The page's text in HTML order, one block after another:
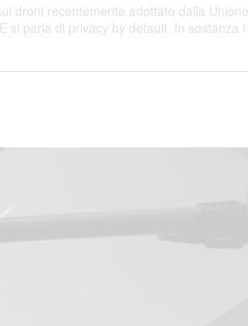
droni recentemente adottato dalla Unione
si parla di privacy by default. In sostanza